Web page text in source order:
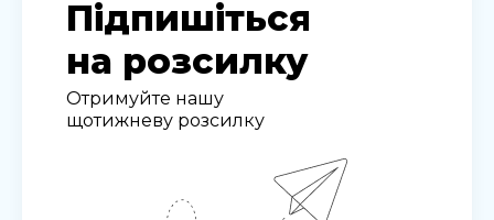
Підпишіться
на розсилку
Отримуйте нашу
щотижневу розсилку